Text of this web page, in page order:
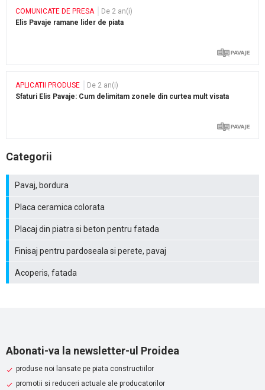
COMUNICATE DE PRESA
De 2 an(i)
Elis Pavaje ramane lider de piata
APLICATII PRODUSE
De 2 an(i)
Sfaturi Elis Pavaje: Cum delimitam zonele din curtea mult visata
Categorii
Pavaj, bordura
Placa ceramica colorata
Placaj din piatra si beton pentru fatada
Finisaj pentru pardoseala si perete, pavaj
Acoperis, fatada
Abonati-va la newsletter-ul Proidea
produse noi lansate pe piata constructiilor
promotii si reduceri actuale ale producatorilor